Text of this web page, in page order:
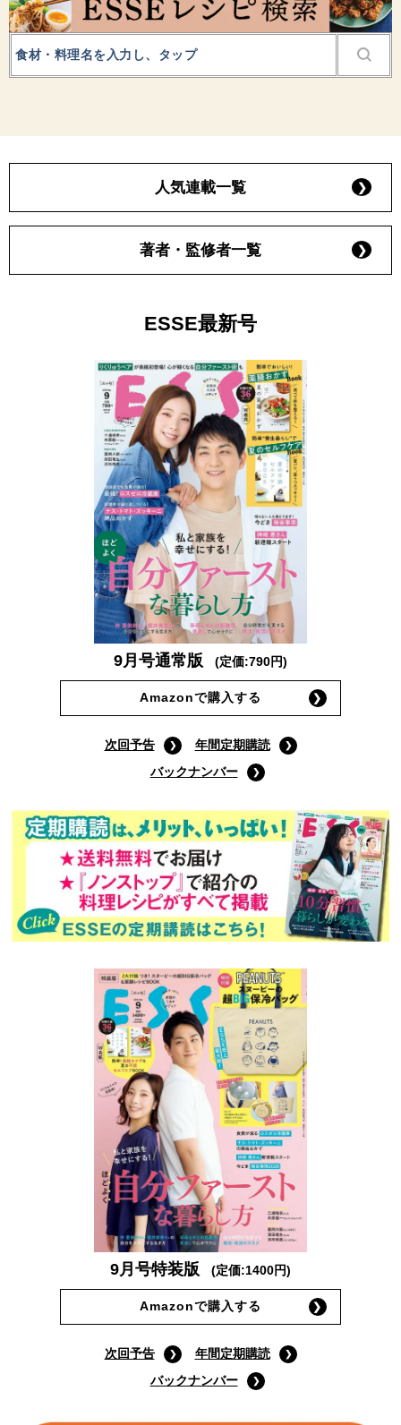
人気連載一覧
著者・監修者一覧
ESSE最新号
9月号通常版 (定価:790円)
Amazonで購入する
次回予告
年間定期購読
バックナンバー
9月号特装版 (定価:1400円)
Amazonで購入する
次回予告
年間定期購読
バックナンバー